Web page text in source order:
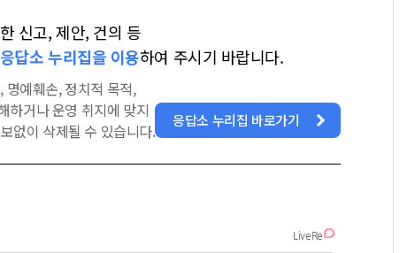
신고, 제안, 건의 등
답소 누리집을 이용하여 주시기 바랍니다.
명예훼손, 정치적 목적,
하거나 운영 취지에 맞지
없이 삭제될 수 있습니다.
응답소 누리집 바로가기